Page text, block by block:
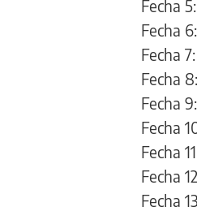
Fecha
Fecha
Fecha
Fecha
Fecha
Fecha
Fecha
Fecha
Fecha